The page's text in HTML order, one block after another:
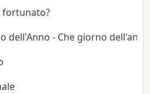
fortunato?
dell'Anno - Che giorno